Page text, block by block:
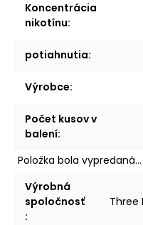
Koncentrácia
nikotínu:
potiahnutia:
Výrobce:
Počet kusov v
balení:
Položka bola vypredaná…
Výrobná
spoločnosť
:
Three